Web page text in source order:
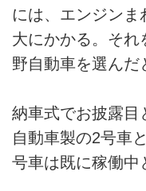
には、エンジン
大にかかる。それ
野自動車を選んだ
納車式でお披露目
自動車製の2号車
号車は既に稼働中